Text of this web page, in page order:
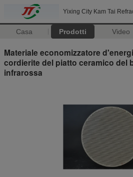
Yixing City Kam Tai
Casa Prodotti Video
Materiale economizzatore
cordierite del piatto ceramico del
infrarossa